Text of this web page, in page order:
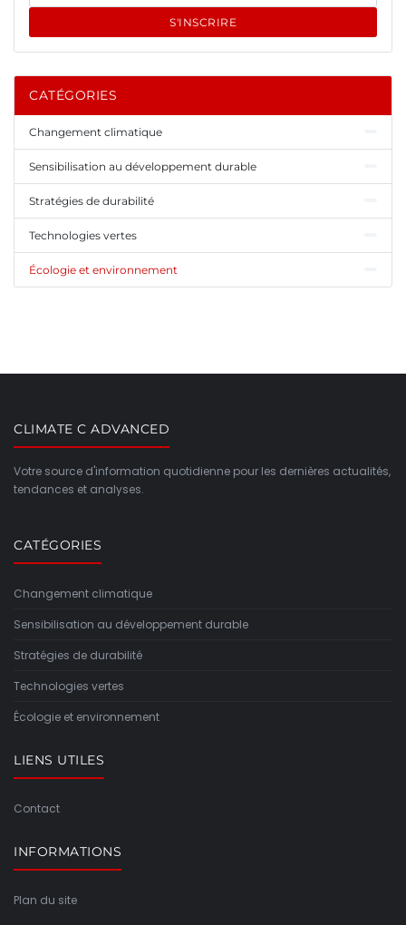
S'INSCRIRE
CATÉGORIES
Changement climatique
Sensibilisation au développement durable
Stratégies de durabilité
Technologies vertes
Écologie et environnement
CLIMATE C ADVANCED
Votre source d'information quotidienne pour les dernières actualités,
tendances et analyses.
CATÉGORIES
Changement climatique
Sensibilisation au développement durable
Stratégies de durabilité
Technologies vertes
Écologie et environnement
LIENS UTILES
Contact
INFORMATIONS
Plan du site